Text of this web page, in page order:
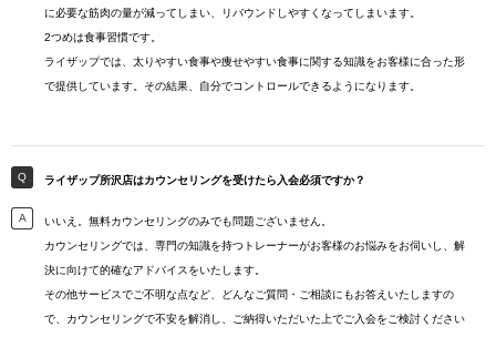
に必要な筋肉の量が減ってしまい、リバウンドしやすくなってしまいます。
2つめは食事習慣です。
ライザップでは、太りやすい食事や痩せやすい食事に関する知識をお客様に合った形
で提供しています。その結果、自分でコントロールできるようになります。
ライザップ所沢店はカウンセリングを受けたら入会必須ですか？
いいえ。無料カウンセリングのみでも問題ございません。
カウンセリングでは、専門の知識を持つトレーナーがお客様のお悩みをお伺いし、解
決に向けて的確なアドバイスをいたします。
その他サービスでご不明な点など、どんなご質問・ご相談にもお答えいたしますの
で、カウンセリングで不安を解消し、ご納得いただいた上でご入会をご検討ください